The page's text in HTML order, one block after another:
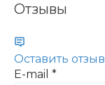
Отзывы
Оставить отзыв
E-mail *